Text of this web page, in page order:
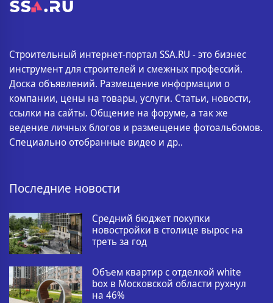
Строительный интернет-портал SSA.RU - это бизнес
инструмент для строителей и смежных профессий.
Доска объявлений. Размещение информации о
компании, цены на товары, услуги. Статьи, новости,
ссылки на сайты. Общение на форуме, а так же
ведение личных блогов и размещение фотоальбомов.
Специально отобранные видео и др..
Последние новости
Средний бюджет покупки
новостройки в столице вырос на
треть за год
Объем квартир с отделкой white
box в Московской области рухнул
на 46%